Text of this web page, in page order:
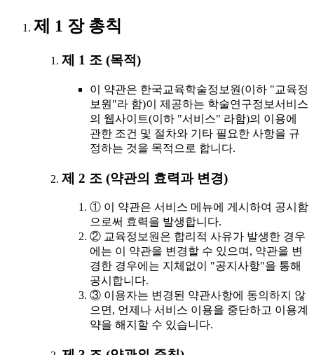
제 1 장 총칙
제 1 조 (목적)
이 약관은 한국교육학술정보원(이하 "교육정
보원"라 함)이 제공하는 학술연구정보서비스
의 웹사이트(이하 "서비스" 라함)의 이용에
관한 조건 및 절차와 기타 필요한 사항을 규
정하는 것을 목적으로 합니다.
제 2 조 (약관의 효력과 변경)
① 이 약관은 서비스 메뉴에 게시하여 공시함
으로써 효력을 발생합니다.
② 교육정보원은 합리적 사유가 발생한 경우
에는 이 약관을 변경할 수 있으며, 약관을 변
경한 경우에는 지체없이 "공지사항"을 통해
공시합니다.
③ 이용자는 변경된 약관사항에 동의하지 않
으면, 언제나 서비스 이용을 중단하고 이용계
약을 해지할 수 있습니다.